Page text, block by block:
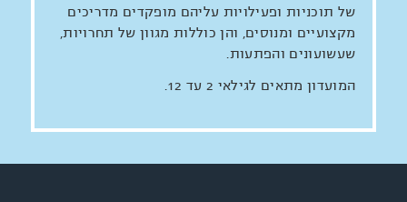
של תוכניות ופעילויות עליהם מופקדים מדריכים
מקצועיים ומנוסים, והן כוללות מגוון של תחרויות,
שעשועונים והפתעות.
המועדון מתאים לגילאי 2 עד 12.